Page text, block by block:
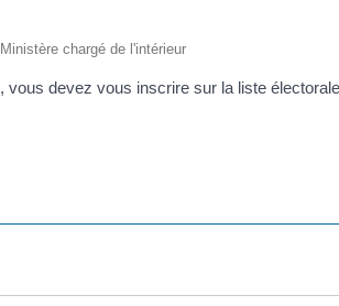
chargé de l'intérieur
devez vous inscrire sur la liste